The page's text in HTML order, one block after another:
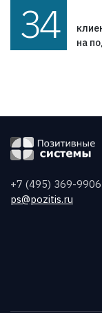
34
на
+7 (495) 369-9906
ps@pozitis.ru